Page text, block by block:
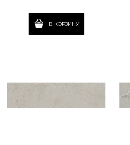
В КОРЗИНУ